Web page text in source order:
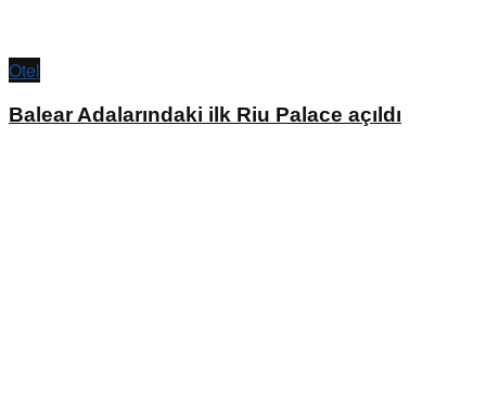
Otel
Balear Adalarındaki ilk Riu Palace açıldı